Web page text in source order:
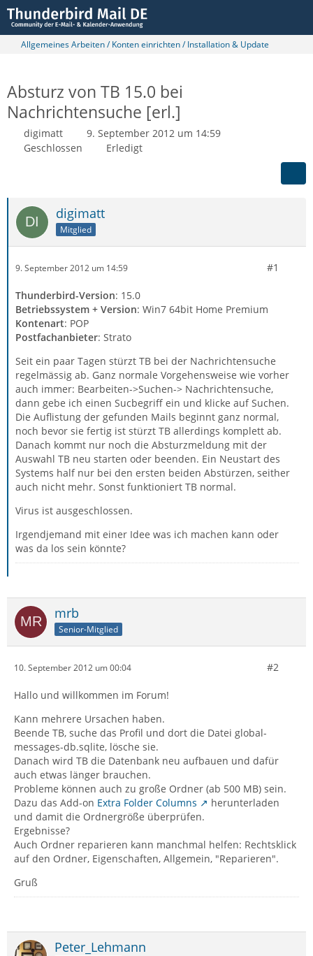
Allgemeines Arbeiten / Konten einrichten / Installation & Update
Absturz von TB 15.0 bei
Nachrichtensuche [erl.]
digimatt
9. September 2012 um 14:59
Geschlossen
Erledigt
digimatt
Mitglied
9. September 2012 um 14:59 #1
Thunderbird-Version: 15.0
Betriebssystem + Version: Win7 64bit Home Premium
Kontenart: POP
Postfachanbieter: Strato
Seit ein paar Tagen stürzt TB bei der Nachrichtensuche
regelmässig ab. Ganz normale Vorgehensweise wie vorher
auch immer: Bearbeiten->Suchen-> Nachrichtensuche,
dann gebe ich einen Sucbegriff ein und klicke auf Suchen.
Die Auflistung der gefunden Mails beginnt ganz normal,
noch bevor sie fertig ist stürzt TB allerdings komplett ab.
Danach kommt nur noch die Absturzmeldung mit der
Auswahl TB neu starten oder beenden. Ein Neustart des
Systems half nur bei den ersten beiden Abstürzen, seither
auch nicht mehr. Sonst funktioniert TB normal.
Virus ist ausgeschlossen.
Irgendjemand mit einer Idee was ich machen kann oder
was da los sein könnte?
mrb
Senior-Mitglied
10. September 2012 um 00:04 #2
Hallo und willkommen im Forum!
Kann mehrere Ursachen haben.
Beende TB, suche das Profil und dort die Datei global-
messages-db.sqlite, lösche sie.
Danach wird TB die Datenbank neu aufbauen und dafür
auch etwas länger brauchen.
Probleme können auch zu große Ordner (ab 500 MB) sein.
Dazu das Add-on Extra Folder Columns
herunterladen
und damit die Ordnergröße überprüfen.
Ergebnisse?
Auch Ordner reparieren kann manchmal helfen: Rechtsklick
auf den Ordner, Eigenschaften, Allgemein, "Reparieren".
Gruß
Peter_Lehmann